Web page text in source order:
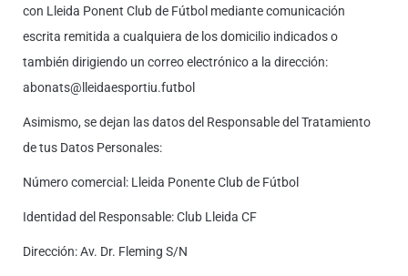
con Lleida Ponent Club de Fútbol mediante comunicación
escrita remitida a cualquiera de los domicilio indicados o
también dirigiendo un correo electrónico a la dirección:
abonats@lleidaesportiu.futbol
Asimismo, se dejan las datos del Responsable del Tratamiento
de tus Datos Personales:
Número comercial: Lleida Ponente Club de Fútbol
Identidad del Responsable: Club Lleida CF
Dirección: Av. Dr. Fleming S/N